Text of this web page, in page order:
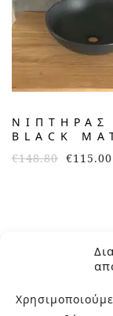
ΝΙΠΤΉΡΑΣ
BLACK
€148.80 €115.00